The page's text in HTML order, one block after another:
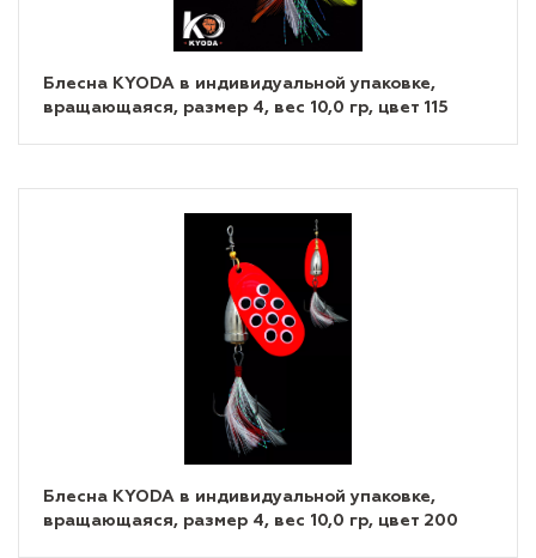
Блесна KYODA в индивидуальной упаковке,
вращающаяся, размер 4, вес 10,0 гр, цвет 115
Блесна KYODA в индивидуальной упаковке,
вращающаяся, размер 4, вес 10,0 гр, цвет 200